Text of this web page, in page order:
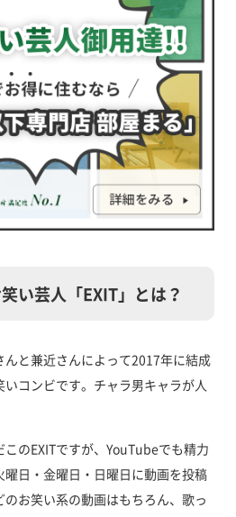
い芸人「EXIT」とは？
んと兼近さんによって2017年に結成
コンビです。チャラ男キャラが人
のEXITですが、YouTubeでも精力
曜日・金曜日・日曜日に動画を投稿
のお笑い系の動画はもちろん、歌っ